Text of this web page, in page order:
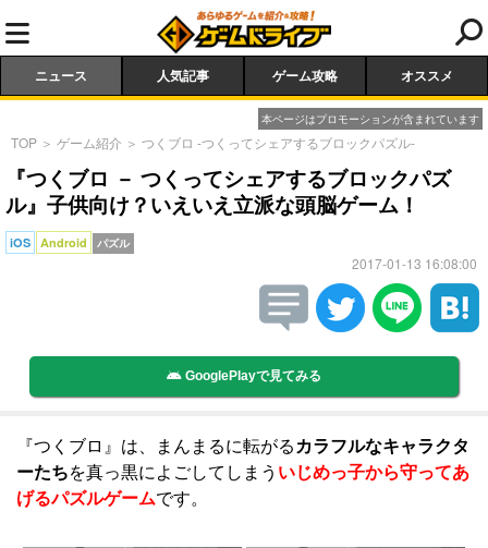
ニュース 人気記事 ゲーム攻略 オススメ
本ページはプロモーションが含まれています
TOP ＞ ゲーム紹介 ＞ つくブロ -つくってシェアするブロックパズル-
『つくブロ － つくってシェアするブロックパズ
ル』子供向け？いえいえ立派な頭脳ゲーム！
iOS Android パズル
2017-01-13 16:08:00
GooglePlayで見てみる
『つくブロ』は、まんまるに転がるカラフルなキャラクタ
ーたちを真っ黒によごしてしまう いじめっ子から守ってあ
げるパズルゲームです。